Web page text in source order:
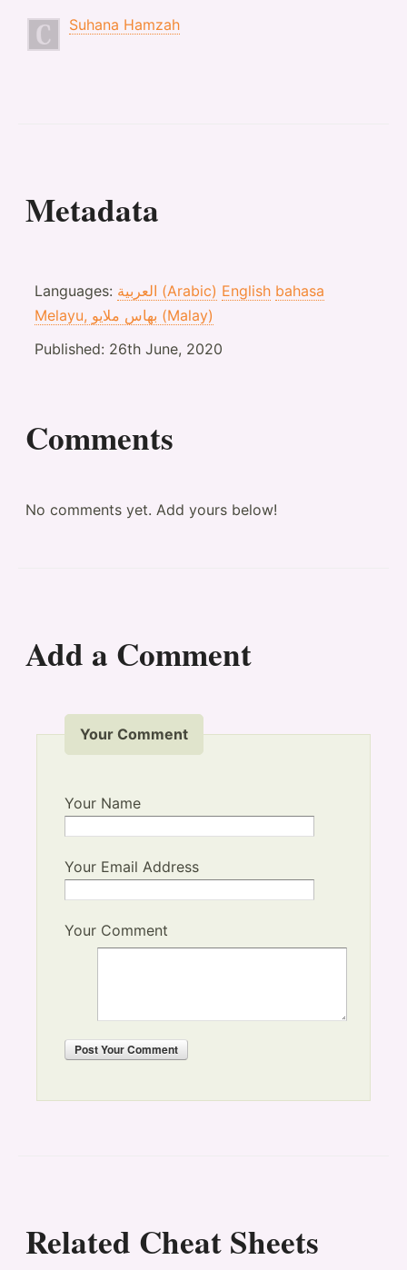
Suhana Hamzah
Metadata
Languages: العربية (Arabic) English bahasa
Melayu, بهاس ملايو‎ (Malay)
Published: 26th June, 2020
Comments
No comments yet. Add yours below!
Add a Comment
Your Comment
Your Name
Your Email Address
Your Comment
PostYour Comment
Related Cheat Sheets